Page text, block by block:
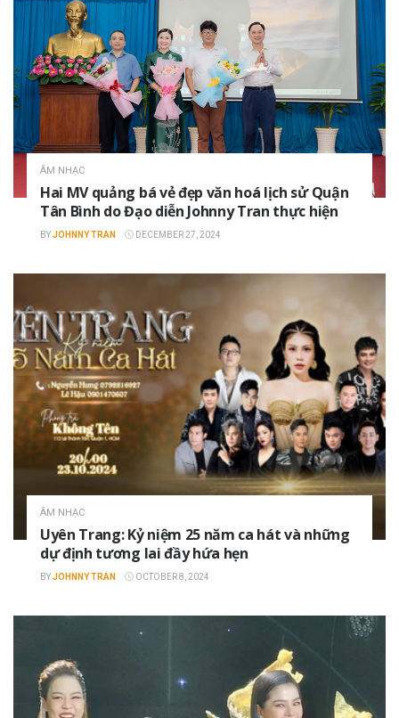
ÂM NHẠC
Hai MV quảng bá vẻ đẹp văn hoá lịch sử Quận
Tân Bình do Đạo diễn Johnny Tran thực hiện
BYJOHNNY TRAN DECEMBER 27, 2024
ÂM NHẠC
Uyên Trang: Kỷ niệm 25 năm ca hát và những
dự định tương lai đầy hứa hẹn
BYJOHNNY TRAN OCTOBER 8, 2024